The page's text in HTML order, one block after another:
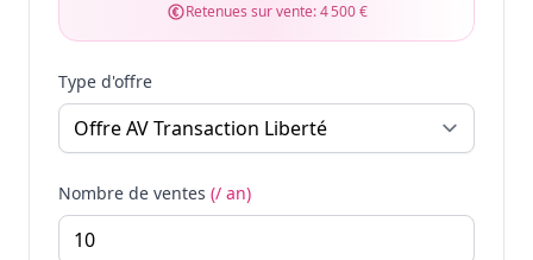
Retenues sur vente:4 500 €
Type d'offre
Nombre de ventes (/ an)